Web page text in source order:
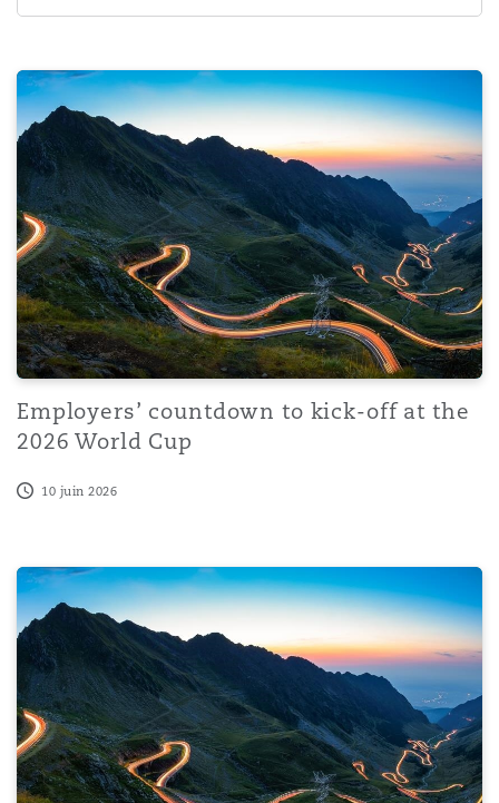
Employers’ countdown to kick-off at the 2026 World
Employers’ countdown to kick-off at the
2026 World Cup
10 juin 2026
UK Immigration Update: May 2026